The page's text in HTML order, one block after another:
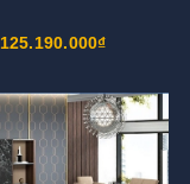
125.190.000₫